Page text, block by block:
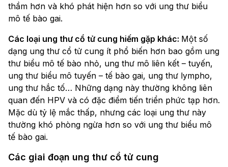
thầm hơn và khó phát hiện hơn so với ung thư biểu
mô tế bào gai.
Các loại ung thư cổ tử cung hiếm gặp khác: Một số
dạng ung thư cổ tử cung ít phổ biến hơn bao gồm ung
thư biểu mô tế bào nhỏ, ung thư mô liên kết – tuyến,
ung thư biểu mô tuyến – tế bào gai, ung thư lympho,
ung thư hắc tố… Những dạng này thường không liên
quan đến HPV và có đặc điểm tiến triển phức tạp hơn.
Mặc dù tỷ lệ mắc thấp, nhưng các loại ung thư này
thường khó phòng ngừa hơn so với ung thư biểu mô
tế bào gai.
Các giai đoạn ung thư cổ tử cung